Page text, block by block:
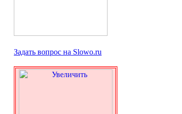
Задать вопрос на Slowo.ru